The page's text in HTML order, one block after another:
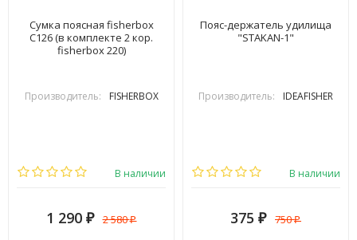
Сумка поясная fisherbox
C126 (в комплекте 2 кор.
fisherbox 220)
Производитель: FISHERBOX
В наличии
1 290 ₽ 2 580₽
Пояс-держатель удилища
"STAKAN-1"
Производитель: IDEAFISHER
В наличии
375 ₽ 750₽